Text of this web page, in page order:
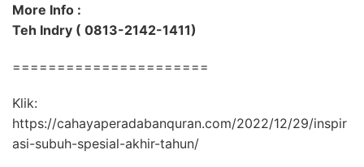
More Info :
Teh Indry ( 0813-2142-1411)
======================
Klik:
https://cahayaperadabanquran.com/2022/12/29/inspir
asi-subuh-spesial-akhir-tahun/